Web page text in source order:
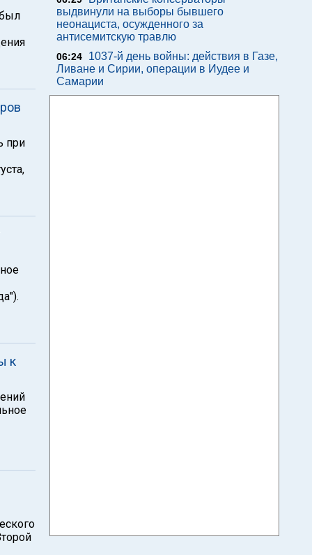
при
к
выдвинули на выборы бывшего
неонациста, осужденного за
антисемитскую травлю
06:24
1037-й день войны: действия в Газе,
Ливане и Сирии, операции в Иудее и
Самарии